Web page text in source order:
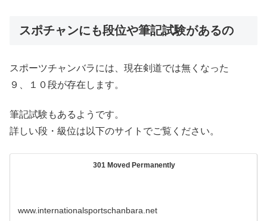
スポチャンにも段位や筆記試験があるの
スポーツチャンバラには、現在剣道では無くなった
９、１０段が存在します。
筆記試験もあるようです。
詳しい段・級位は以下のサイトでご覧ください。
301 Moved Permanently
www.internationalsportschanbara.net